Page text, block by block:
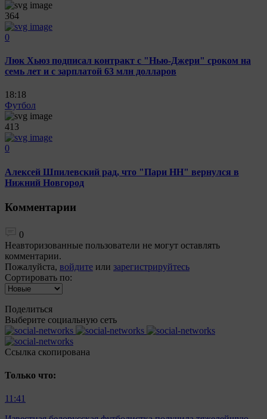
364
0
Люк Хьюз подписал контракт с "Нью-Джери" сроком на
семь лет и с зарплатой 63 млн долларов
18:18
Футбол
413
0
Алексей Шпилевский рад, что "Пари НН" вернулся в
Нижний Новгород
Комментарии
0
Неавторизованные пользователи не могут оставлять
комментарии.
Пожалуйста, войдите или зарегистрируйтесь
Сортировать по:
Поделиться
Выберите социальную сеть
Ccылка скопирована
Только что:
11:41